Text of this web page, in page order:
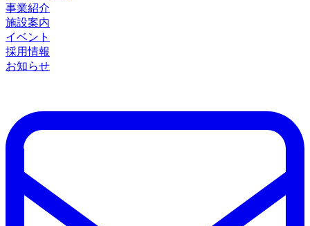
事業紹介
施設案内
イベント
採用情報
お知らせ